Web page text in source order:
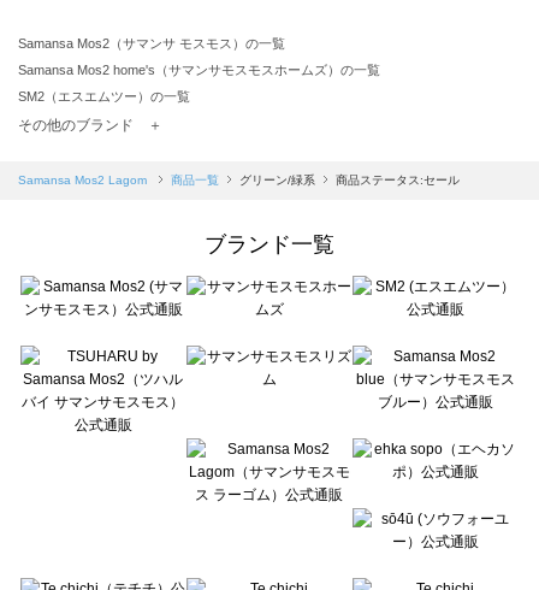
Samansa Mos2（サマンサ モスモス）の一覧
Samansa Mos2 home's（サマンサモスモスホームズ）の一覧
SM2（エスエムツー）の一覧
TSUHARU by Samansa Mos2（ツハルバイサマンサモスモス）の一覧
Samansa Mos2 blue（サマンサモスモス ブルー）の一覧
Te chichi（テチチ）の一覧
Te chichi CLASSIC（テチチ クラシック）の一覧
Lugnoncure（ルノンキュール）の一覧
BETTY'S BLUE（べティーズブルー）の一覧
Wpc.（ワールドパーティー）の一覧
その他のブランド ＋
Samansa Mos2 Lagom 商品一覧 グリーン/緑系 商品ステータス:セール
ブランド一覧